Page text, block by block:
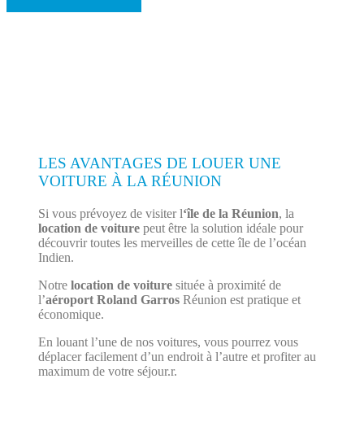
LES AVANTAGES DE LOUER UNE
VOITURE À LA RÉUNION
Si vous prévoyez de visiter l‘île de la Réunion, la
location de voiturepeut être la solution idéale pour
découvrir toutes les merveilles de cette île de l’océan
Indien.
Notre location de voituresituée à proximité de
l’aéroport Roland GarrosRéunion est pratique et
économique.
En louant l’une de nos voitures, vous pourrez vous
déplacer facilement d’un endroit à l’autre et profiter au
maximum de votre séjour.r.